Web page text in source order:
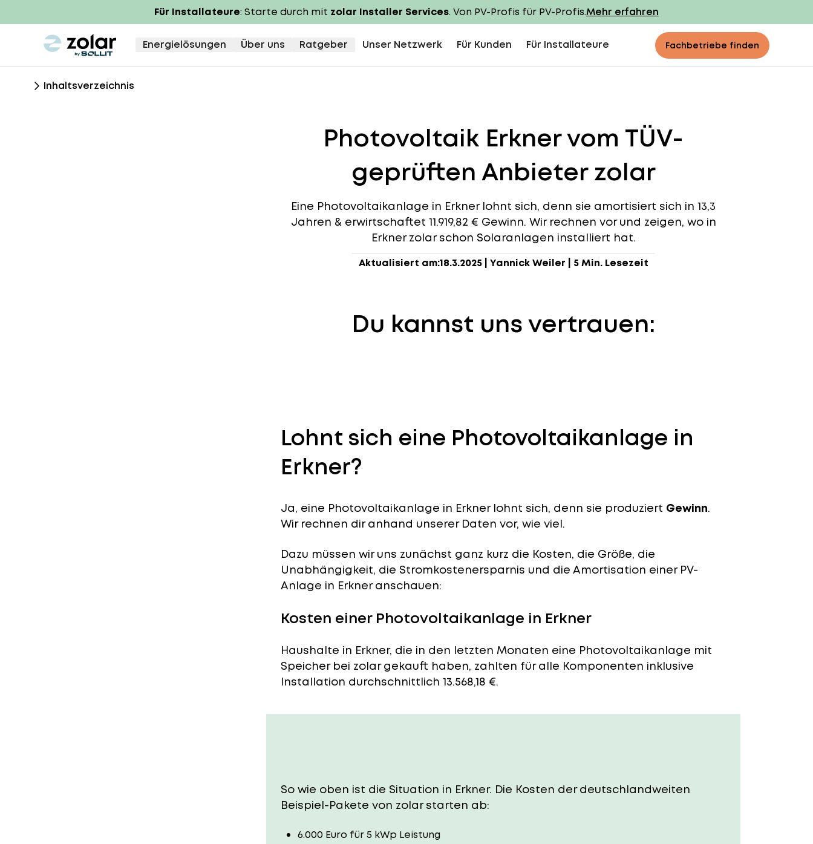
Für Installateure: Starte durch mit zolar Installer Services. Von PV-Profis für PV-Profis.Mehr erfahren
zolar logo Energielösungen Über uns Ratgeber Unser Netzwerk Für Kunden Für Installateure Fachbetriebe finden
Inhaltsverzeichnis
Photovoltaik Erkner vom TÜV-
geprüften Anbieter zolar
Eine Photovoltaikanlage in Erkner lohnt sich, denn sie amortisiert sich in 13,3
Jahren & erwirtschaftet 11.919,82 € Gewinn. Wir rechnen vor und zeigen, wo in
Erkner zolar schon Solaranlagen installiert hat.
Aktualisiert am:18.3.2025| Yannick Weiler 5 Min. Lesezeit
Du kannst uns vertrauen:
Lohnt sich eine Photovoltaikanlage in
Erkner?
Ja, eine Photovoltaikanlage in Erkner lohnt sich, denn sie produziert Gewinn.
Wir rechnen dir anhand unserer Daten vor, wie viel.
Dazu müssen wir uns zunächst ganz kurz die Kosten, die Größe, die
Unabhängigkeit, die Stromkostenersparnis und die Amortisation einer PV-
Anlage in Erkner anschauen:
Kosten einer Photovoltaikanlage in Erkner
Haushalte in Erkner, die in den letzten Monaten eine Photovoltaikanlage mit
Speicher bei zolar gekauft haben, zahlten für alle Komponenten inklusive
Installation durchschnittlich 13.568,18 €.
So wie oben ist die Situation in Erkner. Die Kosten der deutschlandweiten
Beispiel-Pakete von zolar starten ab:
6.000 Euro für 5 kWp Leistung